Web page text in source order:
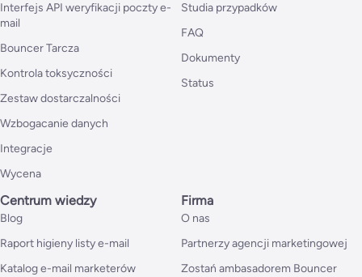
Interfejs API weryfikacji poczty e-
mail
Bouncer Tarcza
Kontrola toksyczności
Zestaw dostarczalności
Wzbogacanie danych
Integracje
Wycena
Studia przypadków
FAQ
Dokumenty
Status
Centrum wiedzy
Blog
Raport higieny listy e-mail
Katalog e-mail marketerów
Firma
O nas
Partnerzy agencji marketingowej
Zostań ambasadorem Bouncer